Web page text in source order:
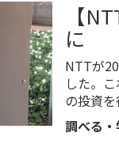
【
に
NTTが
した。
の投資
調べる・